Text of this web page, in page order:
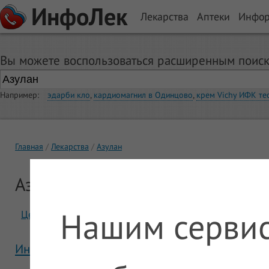
ИнфоЛек Лекарства Аптеки
Вы можете воспользоваться расширенным
Например: эдарби кло, кардиомагнил в Одинцово, крем Vichy ИФК
Главная Лекарства Азулан
Азулан
Цены Отзывы
Инструкция Азулан
Нашим